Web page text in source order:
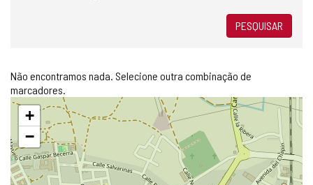
PESQUISAR
Não encontramos nada. Selecione outra combinação de
marcadores.
Pular
mapa
+
−